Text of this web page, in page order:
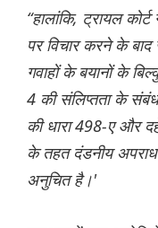
“हालांकि, ट्रायल
पर विचार करने के
गवाहों के बयानों के
4 की संलिप्तता के
की धारा 498-ए और
के तहत दंडनीय
अनुचित है।'